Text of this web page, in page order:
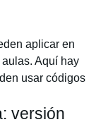
aplicar en
Aquí hay
usar códigos
versión